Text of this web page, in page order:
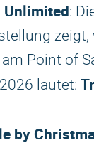
Unlimited:
zeigt,
Point of
lautet:
by